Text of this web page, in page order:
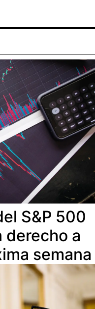
S&P 500
derecho a
semana